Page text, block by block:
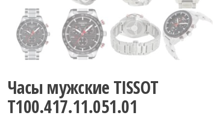
Часы мужские TISSOT
T100.417.11.051.01